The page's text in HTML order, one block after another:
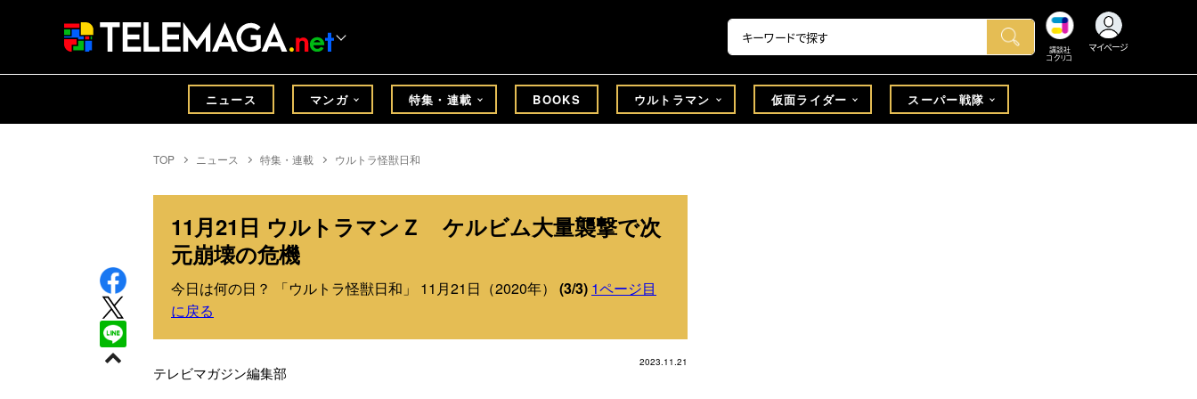
講談社
コクリコ
マイページ
ニュース マンガ 特集・連載 BOOKS ウルトラマン 仮面ライダー スーパー戦隊
TOP ニュース 特集・連載 ウルトラ怪獣日和
11月21日 ウルトラマンＺ ケルビム大量襲撃で次
元崩壊の危機
今日は何の日？ 「ウルトラ怪獣日和」 11月21日（2020年） (3/3) 1ページ目
に戻る
2023.11.21
テレビマガジン編集部